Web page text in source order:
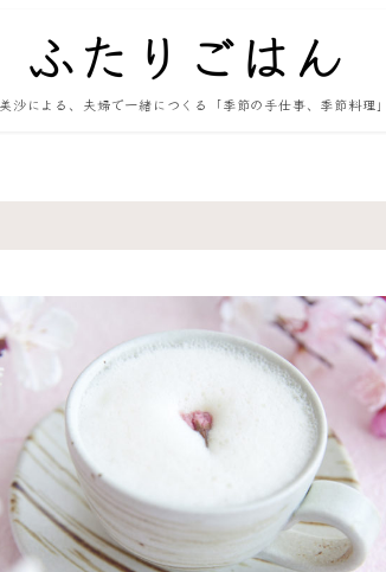
沙による、夫婦で一緒につくる「季節の手仕事、季節料理